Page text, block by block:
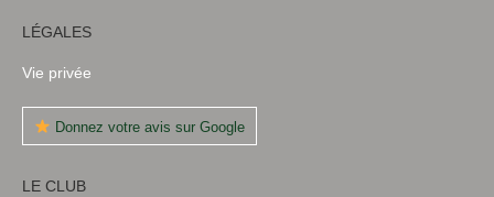
LÉGALES
Vie privée
Donnez votre avis sur Google
LE CLUB